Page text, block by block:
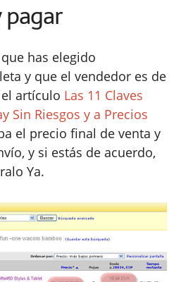
pagar
has elegido
y que el vendedor es de
artículo Las 11 Claves
Sin Riesgos y a Precios
el precio final de venta y
y si estás de acuerdo,
Ya.